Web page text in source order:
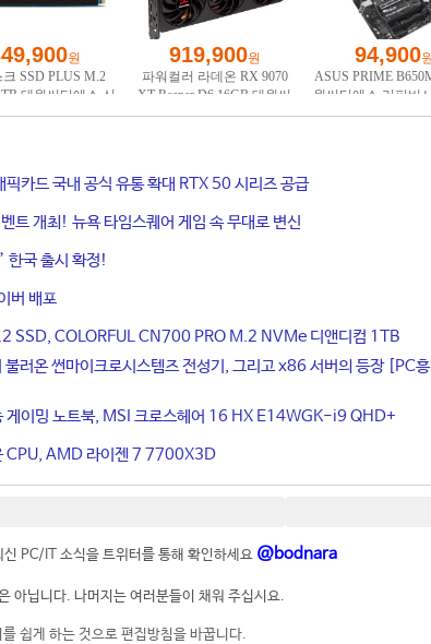
카드 국내 공식 유통 확대 RTX 50 시리즈 공급
트 개최! 뉴욕 타임스퀘어 게임 속 무대로 변신
한국 출시 확정!
버 배포
SSD, COLORFUL CN700 PRO M.2 NVMe 디앤디컴 1TB
러온 썬마이크로시스템즈 전성기, 그리고 x86 서버의 등장 [PC
게이밍 노트북, MSI 크로스헤어 16 HX E14WGK-i9 QHD+
CPU, AMD 라이젠 7 7700X3D
PC/IT 소식을 트위터를 통해 확인하세요 @bodnara
아닙니다. 나머지는 여러분들이 채워 주십시요.
쉽게 하는 것으로 편집방침을 바꿉니다.